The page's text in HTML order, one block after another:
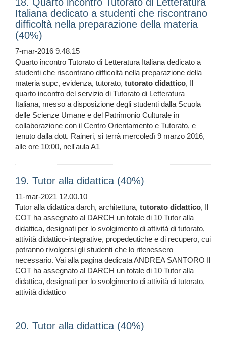
18. Quarto incontro Tutorato di Letteratura
Italiana dedicato a studenti che riscontrano
difficoltà nella preparazione della materia
(40%)
7-mar-2016 9.48.15
Quarto incontro Tutorato di Letteratura Italiana dedicato a
studenti che riscontrano difficoltà nella preparazione della
materia supc, evidenza, tutorato, tutorato didattico, Il
quarto incontro del servizio di Tutorato di Letteratura
Italiana, messo a disposizione degli studenti dalla Scuola
delle Scienze Umane e del Patrimonio Culturale in
collaborazione con il Centro Orientamento e Tutorato, e
tenuto dalla dott. Raineri, si terrà mercoledì 9 marzo 2016,
alle ore 10:00, nell'aula A1
19. Tutor alla didattica (40%)
11-mar-2021 12.00.10
Tutor alla didattica darch, architettura, tutorato didattico, Il
COT ha assegnato al DARCH un totale di 10 Tutor alla
didattica, designati per lo svolgimento di attività di tutorato,
attività didattico-integrative, propedeutiche e di recupero, cui
potranno rivolgersi gli studenti che lo ritenessero
necessario. Vai alla pagina dedicata ANDREA SANTORO Il
COT ha assegnato al DARCH un totale di 10 Tutor alla
didattica, designati per lo svolgimento di attività di tutorato,
attività didattico
20. Tutor alla didattica (40%)